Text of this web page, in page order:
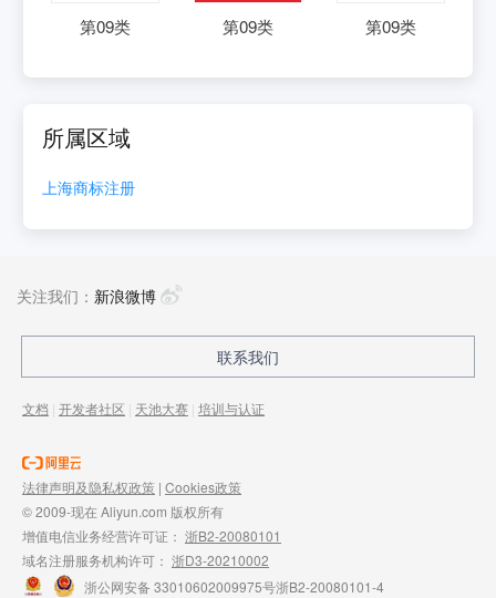
第09类 第09类 第09类
所属区域
上海商标注册